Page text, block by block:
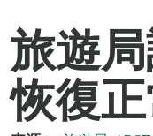
旅遊
恢復